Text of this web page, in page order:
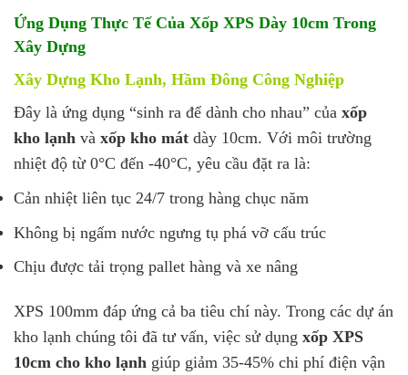
Ứng Dụng Thực Tế Của Xốp XPS Dày 10cm Trong
Xây Dựng
Xây Dựng Kho Lạnh, Hầm Đông Công Nghiệp
Đây là ứng dụng “sinh ra để dành cho nhau” của xốp
kho lạnh và xốp kho mát dày 10cm. Với môi trường
nhiệt độ từ 0°C đến -40°C, yêu cầu đặt ra là:
Cản nhiệt liên tục 24/7 trong hàng chục năm
Không bị ngấm nước ngưng tụ phá vỡ cấu trúc
Chịu được tải trọng pallet hàng và xe nâng
XPS 100mm đáp ứng cả ba tiêu chí này. Trong các dự án
kho lạnh chúng tôi đã tư vấn, việc sử dụng xốp XPS
10cm cho kho lạnh giúp giảm 35-45% chi phí điện vận